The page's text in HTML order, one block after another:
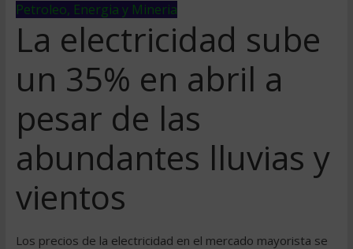
Petroleo, Energia y Mineria
La electricidad sube
un 35% en abril a
pesar de las
abundantes lluvias y
vientos
Los precios de la electricidad en el mercado mayorista se